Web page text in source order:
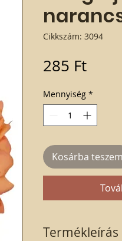
Cikkszám: 3094
285 FtÁr
Mennyiség *
Kosárba teszem
Termékleírás